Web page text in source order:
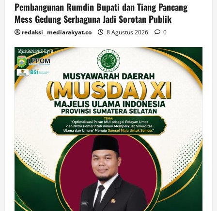
Pembangunan Rumdin Bupati dan Tiang Pancang
Mess Gedung Serbaguna Jadi Sorotan Publik
redaksi_ mediarakyat.co 8 Agustus 2026 0